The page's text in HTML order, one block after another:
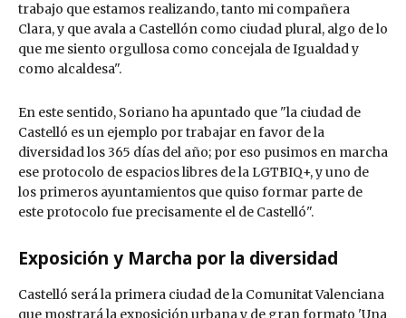
trabajo que estamos realizando, tanto mi compañera
Clara, y que avala a Castellón como ciudad plural, algo de lo
que me siento orgullosa como concejala de Igualdad y
como alcaldesa".
En este sentido, Soriano ha apuntado que "la ciudad de
Castelló es un ejemplo por trabajar en favor de la
diversidad los 365 días del año; por eso pusimos en marcha
ese protocolo de espacios libres de la LGTBIQ+, y uno de
los primeros ayuntamientos que quiso formar parte de
este protocolo fue precisamente el de Castelló".
Exposición y Marcha por la diversidad
Castelló será la primera ciudad de la Comunitat Valenciana
que mostrará la exposición urbana y de gran formato 'Una